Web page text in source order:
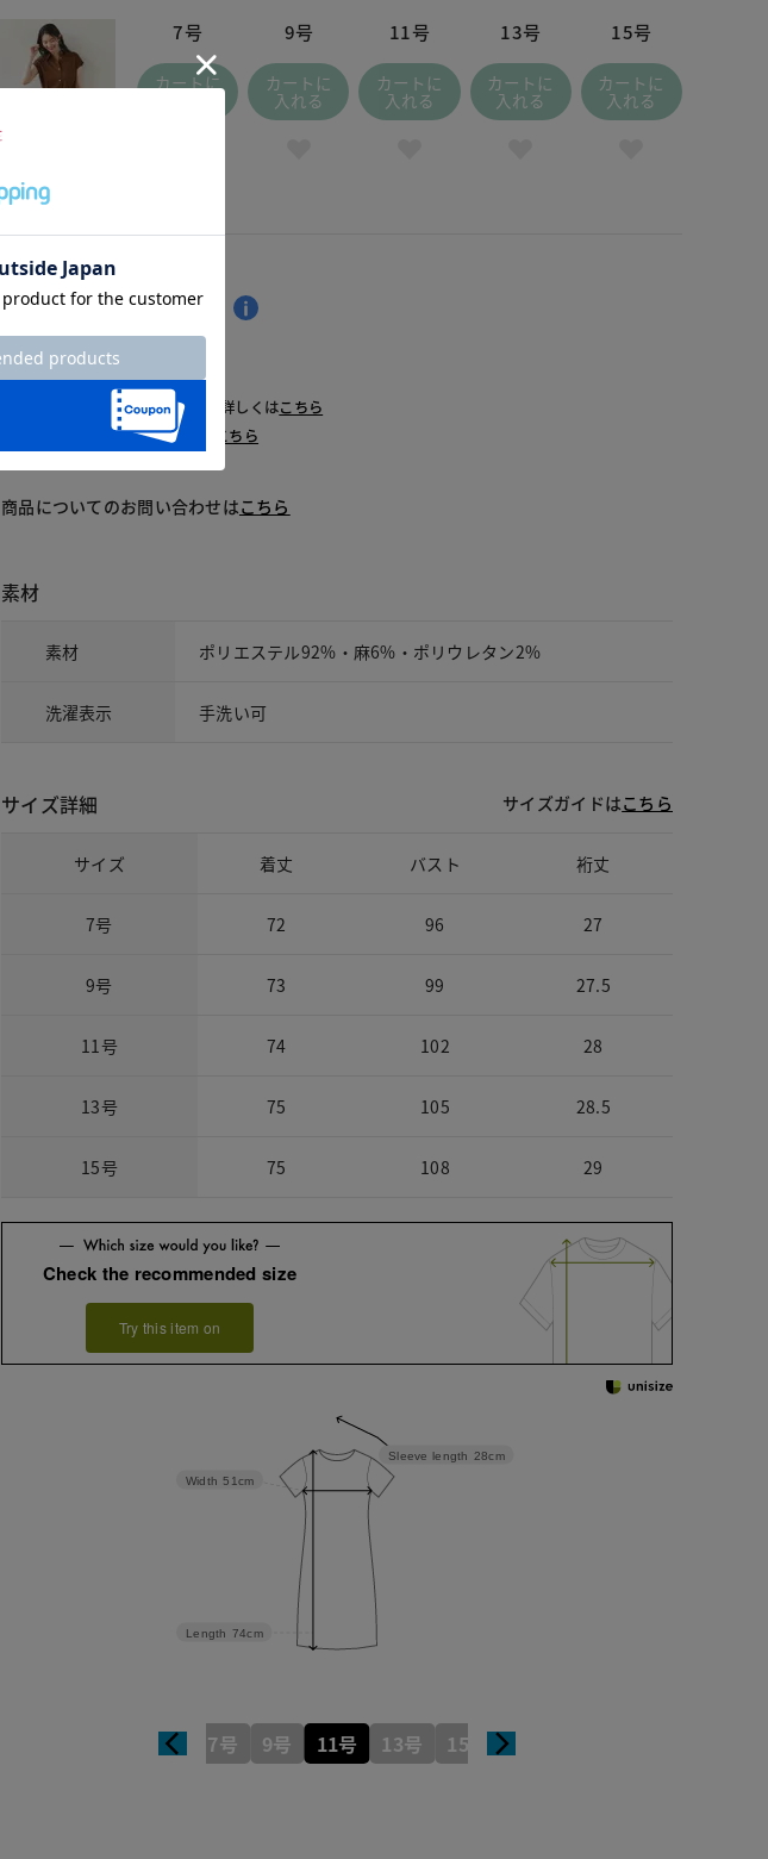
7号
カートに
9号
カートに
入れる
11号
カートに
入れる
13号
カートに
入れる
15号
カートに
入れる
交換・返品はお気軽に！
△：残りわずか
～頃お届け：入荷次第、お届け。
再入荷予約：メールでお知らせ。詳しくはこちら
1週間前後でお届け： 詳しくは
こちら
商品についてのお問い合わせはこちら
素材
素材 ポリエステル92%・麻6%・ポリウレタン2%
洗濯表示 手洗い可
サイズ詳細 サイズガイドはこちら
サイズ 着丈 バスト 裄丈
7号 72 96 27
9号 73 99 27.5
11号 74 102 28
13号 75 105 28.5
15号 75 108 29
Check the recommended size
Try this item on
Sleeve length 28cm
Length 74cm
Width 51cm
7号 9号 11号 13号 15号